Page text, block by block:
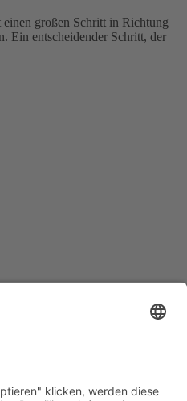
großen Schritt in Richtung
Ein entscheidender Schritt, der